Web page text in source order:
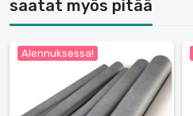
saatat myös pitää
Alennuksessa!